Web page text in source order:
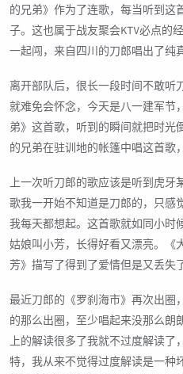
的兄弟》作为了连歌，每当听到这
子。这也属于战友聚会KTV必点的
一起闯，来自四川的刀郎唱出了纯
离开部队后，很长一段时间不敢听
就难免会怀念，今天是八一建军节
弟》这首歌，听到的瞬间就把时光
的兄弟在驻训地的帐篷中唱这首歌
上一次听刀郎的歌应该是听到虎
歌我一开始不知道是刀郎的，只感
我每天都想起。这首歌就如同小时
姑娘叫小芳，长得好看又漂亮。《
芳》描写了得到了爱情但是又丢失了
最近刀郎的《罗刹海市》再次出圈
的那么出圈，至少唱起来没那么朗
上的解读很多了我就不过度解读
特，我从来不觉得过度解读是一种